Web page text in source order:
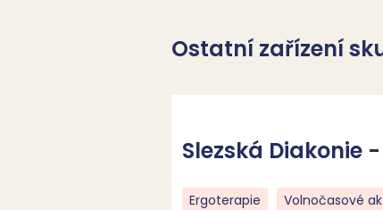
Ostatní zařízení
Slezská Diakonie
Ergoterapie Volnočasové